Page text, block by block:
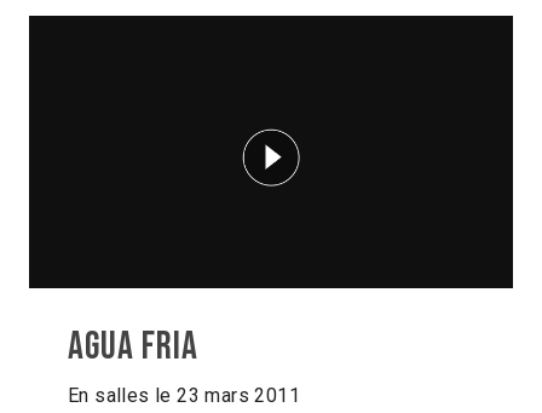
Agua fria
En salles le 23 mars 2011